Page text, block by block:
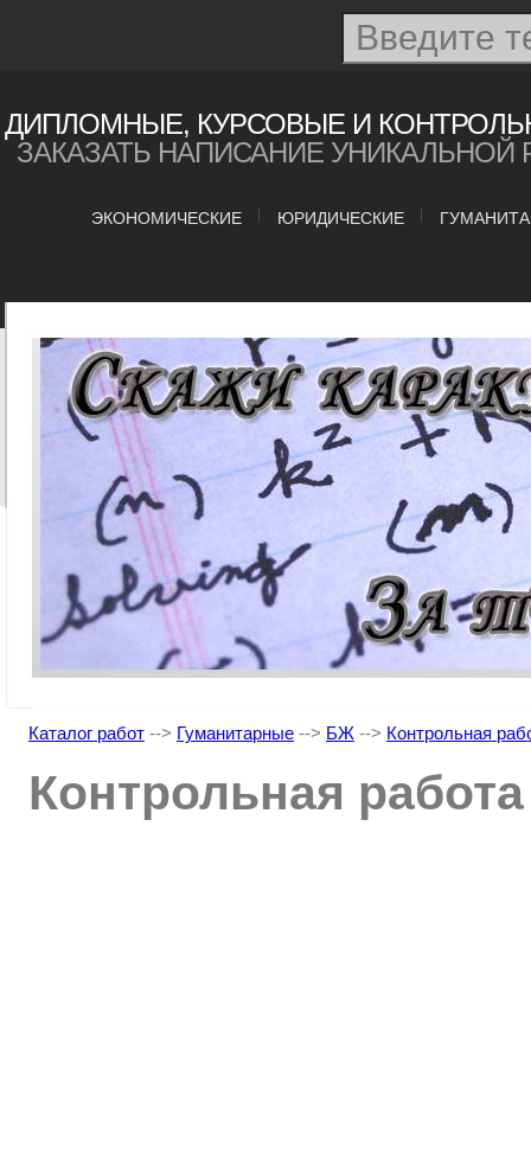
ДИПЛОМНЫЕ, КУРСОВЫЕ И
ЗАКАЗАТЬ НАПИСАНИЕ
ЭКОНОМИЧЕСКИЕ ЮРИДИЧЕСКИЕ
Каталог работ --> Гуманитарные --> БЖ --> Контрольная
Контрольная